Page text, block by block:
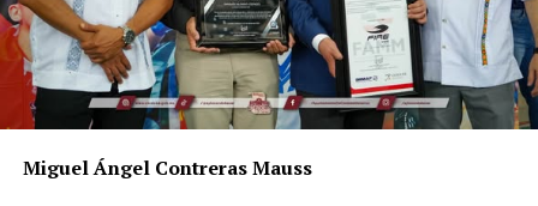
Miguel Ángel Contreras Mauss